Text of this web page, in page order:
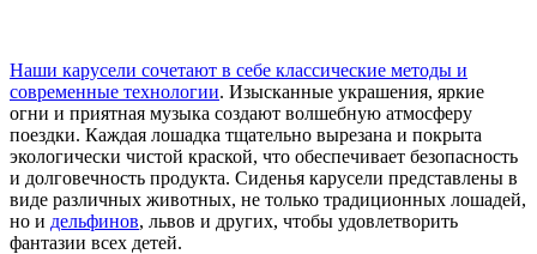
Наши карусели сочетают в себе классические методы и
современные технологии. Изысканные украшения, яркие
огни и приятная музыка создают волшебную атмосферу
поездки. Каждая лошадка тщательно вырезана и покрыта
экологически чистой краской, что обеспечивает безопасность
и долговечность продукта. Сиденья карусели представлены в
виде различных животных, не только традиционных лошадей,
но и дельфинов, львов и других, чтобы удовлетворить
фантазии всех детей.